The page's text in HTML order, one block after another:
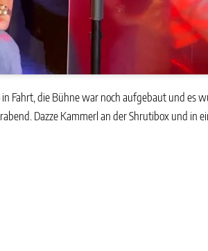
Fahrt, die Bühne war noch aufgebaut und es
Dazze Kammerl an der Shrutibox und in